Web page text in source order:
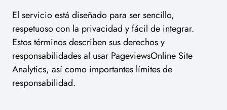
El servicio está diseñado para ser sencillo,
respetuoso con la privacidad y fácil de integrar.
Estos términos describen sus derechos y
responsabilidades al usar PageviewsOnline Site
Analytics, así como importantes límites de
responsabilidad.